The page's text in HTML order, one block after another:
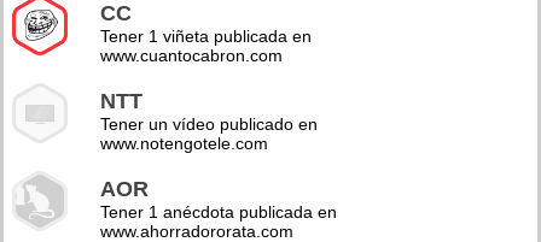
CC
Tener 1 viñeta publicada en
www.cuantocabron.com
NTT
Tener un vídeo publicado en
www.notengotele.com
AOR
Tener 1 anécdota publicada en
www.ahorradororata.com